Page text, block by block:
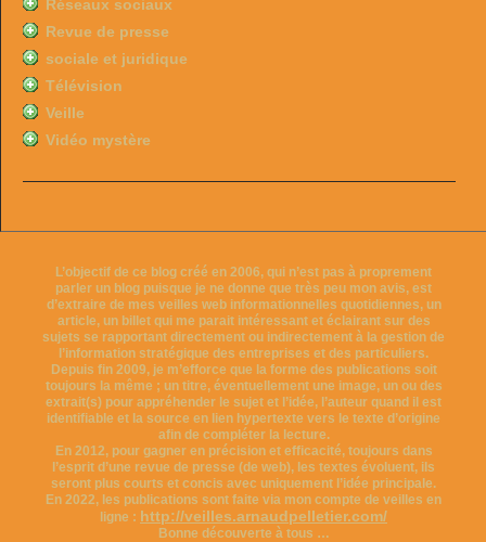
Réseaux sociaux
Revue de presse
sociale et juridique
Télévision
Veille
Vidéo mystère
L’objectif de ce blog créé en 2006, qui n’est pas à proprement
parler un blog puisque je ne donne que très peu mon avis, est
d’extraire de mes veilles web informationnelles quotidiennes, un
article, un billet qui me parait intéressant et éclairant sur des
sujets se rapportant directement ou indirectement à la gestion de
l’information stratégique des entreprises et des particuliers.
Depuis fin 2009, je m’efforce que la forme des publications soit
toujours la même ; un titre, éventuellement une image, un ou des
extrait(s) pour appréhender le sujet et l’idée, l’auteur quand il est
identifiable et la source en lien hypertexte vers le texte d’origine
afin de compléter la lecture.
En 2012, pour gagner en précision et efficacité, toujours dans
l’esprit d’une revue de presse (de web), les textes évoluent, ils
seront plus courts et concis avec uniquement l’idée principale.
En 2022, les publications sont faite via mon compte de veilles en
ligne : http://veilles.arnaudpelletier.com/
Bonne découverte à tous …